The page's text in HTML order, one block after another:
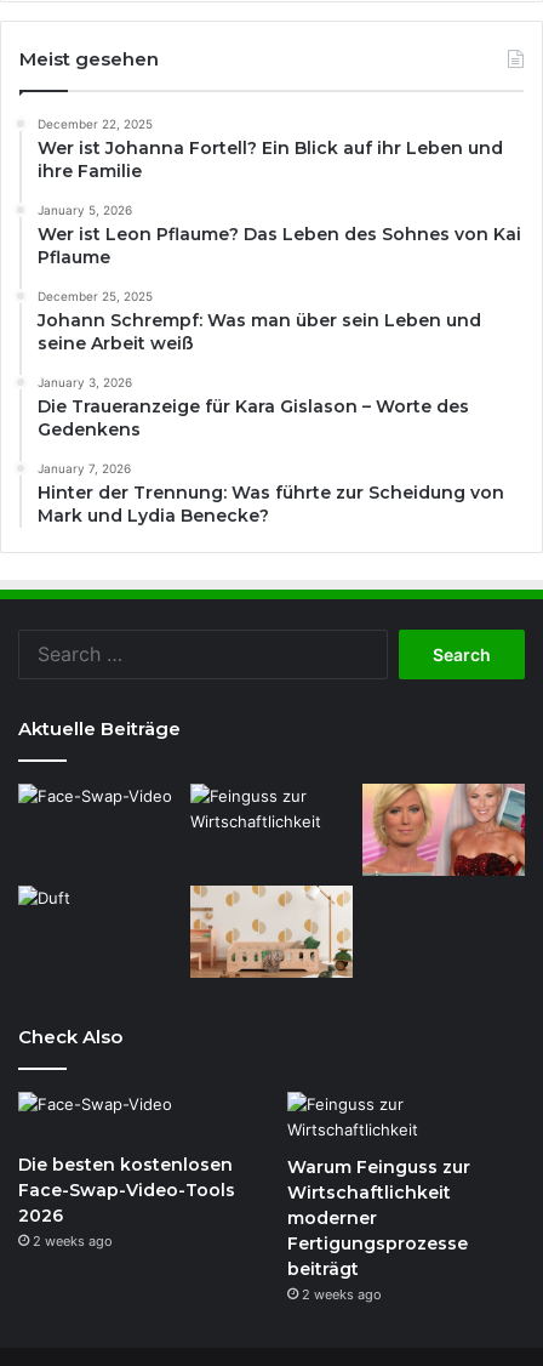
Meist gesehen
December 22, 2025
Wer ist Johanna Fortell? Ein Blick auf ihr Leben und
ihre Familie
January 5, 2026
Wer ist Leon Pflaume? Das Leben des Sohnes von Kai
Pflaume
December 25, 2025
Johann Schrempf: Was man über sein Leben und
seine Arbeit weiß
January 3, 2026
Die Traueranzeige für Kara Gislason – Worte des
Gedenkens
January 7, 2026
Hinter der Trennung: Was führte zur Scheidung von
Mark und Lydia Benecke?
Aktuelle Beiträge
Check Also
Die besten kostenlosen
Face-Swap-Video-Tools
2026
2 weeks ago
Warum Feinguss zur
Wirtschaftlichkeit
moderner
Fertigungsprozesse
beiträgt
2 weeks ago